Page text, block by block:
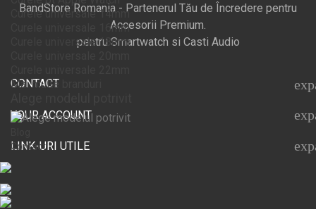
Curele universale 14mm
Curele universale 16mm
Curele universale 18mm
Mai multe branduri
Contact
BandStore Romania - Partenerul Tău de Încredere pentru
Accesorii Premium.
pentru Smartwatch si Casti Audio
CONTACT
YOUR ACCOUNT
LINK-URI UTILE